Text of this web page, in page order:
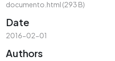
documento.html (293 B)
Date
2016-02-01
Authors